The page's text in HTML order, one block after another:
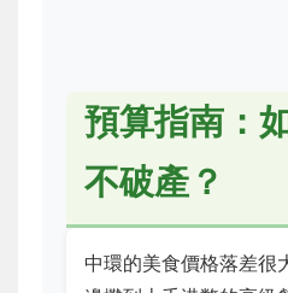
預算指南：
不破產？
中環的美食價格落差很